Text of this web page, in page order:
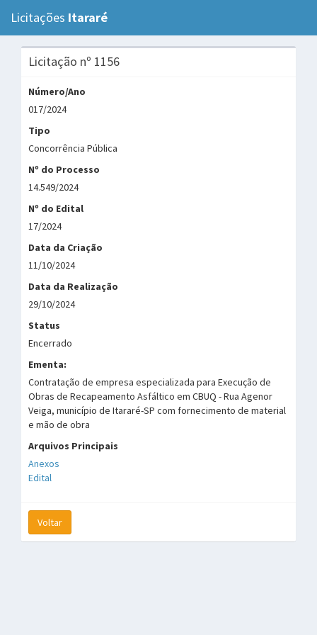
Licitações Itararé
Licitação nº 1156
Número/Ano
017/2024
Tipo
Concorrência Pública
Nº do Processo
14.549/2024
Nº do Edital
17/2024
Data da Criação
11/10/2024
Data da Realização
29/10/2024
Status
Encerrado
Ementa:
Contratação de empresa especializada para Execução de
Obras de Recapeamento Asfáltico em CBUQ - Rua Agenor
Veiga, município de Itararé-SP com fornecimento de material
e mão de obra
Arquivos Principais
Anexos
Edital
Voltar